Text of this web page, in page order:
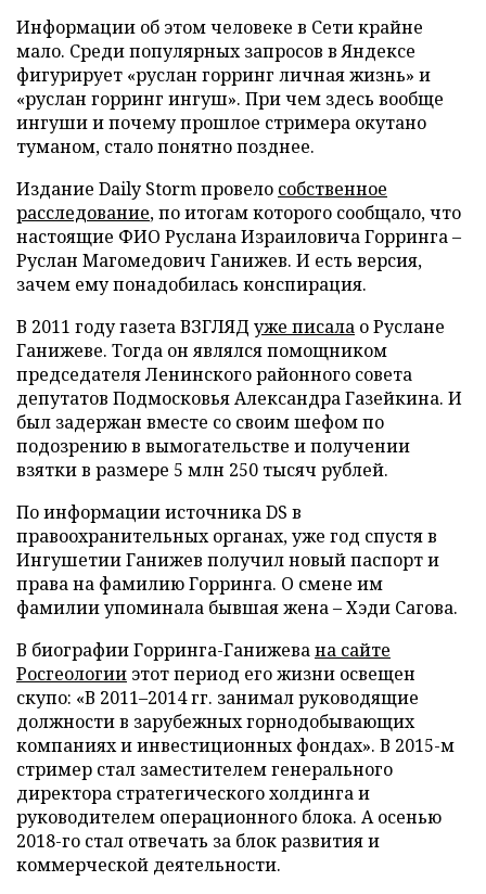
Информации об этом человеке в Сети крайне
мало. Среди популярных запросов в Яндексе
фигурирует «руслан горринг личная жизнь» и
«руслан горринг ингуш». При чем здесь вообще
ингуши и почему прошлое стримера окутано
туманом, стало понятно позднее.
Издание Daily Storm провело собственное
расследование, по итогам которого сообщало, что
настоящие ФИО Руслана Израиловича Горринга –
Руслан Магомедович Ганижев. И есть версия,
зачем ему понадобилась конспирация.
В 2011 году газета ВЗГЛЯД уже писала о Руслане
Ганижеве. Тогда он являлся помощником
председателя Ленинского районного совета
депутатов Подмосковья Александра Газейкина. И
был задержан вместе со своим шефом по
подозрению в вымогательстве и получении
взятки в размере 5 млн 250 тысяч рублей.
По информации источника DS в
правоохранительных органах, уже год спустя в
Ингушетии Ганижев получил новый паспорт и
права на фамилию Горринга. О смене им
фамилии упоминала бывшая жена – Хэди Сагова.
В биографии Горринга-Ганижевана сайте
Росгеологии этот период его жизни освещен
скупо: «В 2011–2014 гг. занимал руководящие
должности в зарубежных горнодобывающих
компаниях и инвестиционных фондах». В 2015-м
стример стал заместителем генерального
директора стратегического холдинга и
руководителем операционного блока. А осенью
2018-го стал отвечать за блок развития и
коммерческой деятельности.